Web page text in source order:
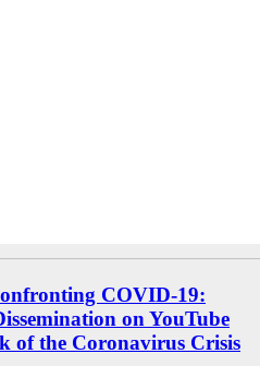
COVID-19:
on YouTube
of the Coronavirus Crisis